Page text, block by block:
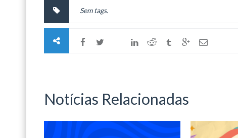
Sem tags.
Notícias Relacionadas